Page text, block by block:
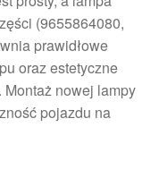
(9655864080,
prawidłowe
oraz estetyczne
nowej lampy
pojazdu na